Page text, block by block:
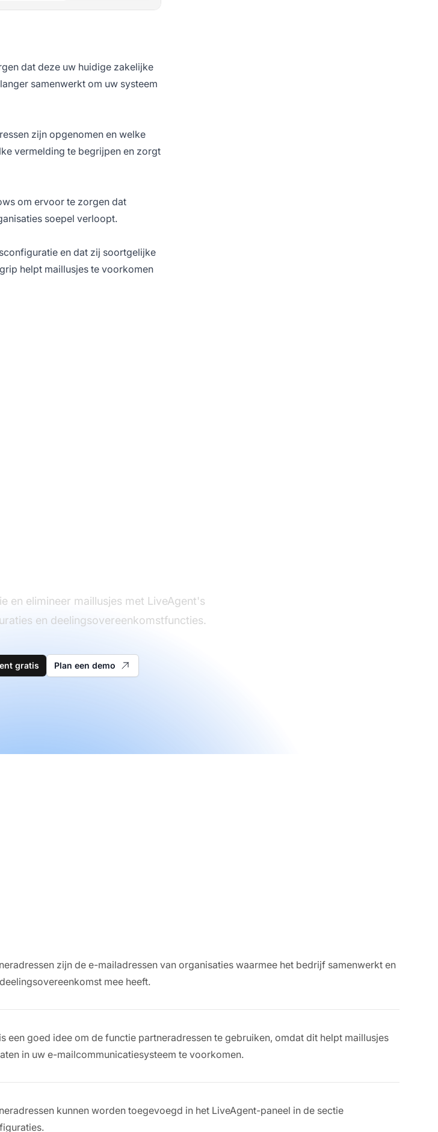
dat deze uw huidige zakelijke
samenwerkt om uw systeem
zijn opgenomen en welke
vermelding te begrijpen en zorgt
om ervoor te zorgen dat
soepel verloopt.
en dat zij soortgelijke
helpt maillusjes te voorkomen
en elimineer maillusjes met LiveAgent's
en deelingsovereenkomstfuncties.
gratis Plan een demo
zijn de e-mailadressen van organisaties waarmee het bedrijf samenwerkt en
mee heeft.
een goed idee om de functie partneradressen te gebruiken, omdat dit helpt maillusjes
in uw e-mailcommunicatiesysteem te voorkomen.
kunnen worden toegevoegd in het LiveAgent-paneel in de sectie